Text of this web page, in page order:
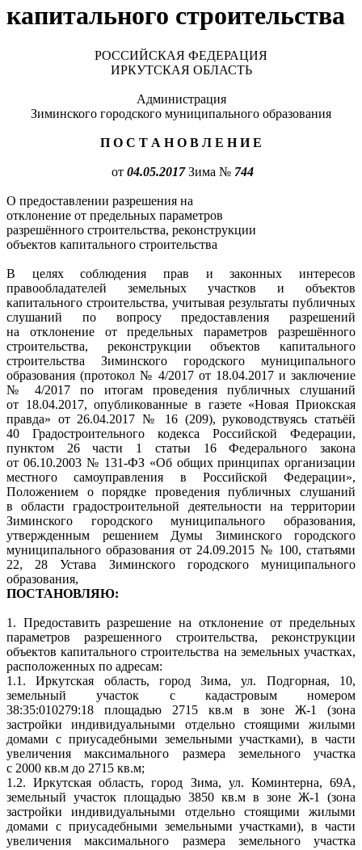
капитального строительства
РОССИЙСКАЯ ФЕДЕРАЦИЯ
ИРКУТСКАЯ ОБЛАСТЬ
Администрация
Зиминского городского муниципального образования
П О С Т А Н О В Л Е Н И Е
от 04.05.2017Зима № 744
О предоставлении разрешения на
отклонение от предельных параметров
разрешённого строительства, реконструкции
объектов капитального строительства
В целях соблюдения прав и законных интересов
правообладателей земельных участков и объектов
капитального строительства, учитывая результаты публичных
слушаний по вопросу предоставления разрешений
на отклонение от предельных параметров разрешённого
строительства, реконструкции объектов капитального
строительства Зиминского городского муниципального
образования (протокол № 4/2017 от 18.04.2017 и заключение
№ 4/2017 по итогам проведения публичных слушаний
от 18.04.2017, опубликованные в газете «Новая Приокская
правда» от 26.04.2017 № 16 (209), руководствуясь статьёй
40 Градостроительного кодекса Российской Федерации,
пунктом 26 части 1 статьи 16 Федерального закона
от 06.10.2003 № 131-ФЗ «Об общих принципах организации
местного самоуправления в Российской Федерации»,
Положением о порядке проведения публичных слушаний
в области градостроительной деятельности на территории
Зиминского городского муниципального образования,
утвержденным решением Думы Зиминского городского
муниципального образования от 24.09.2015 № 100, статьями
22, 28 Устава Зиминского городского муниципального
образования,
ПОСТАНОВЛЯЮ:
1. Предоставить разрешение на отклонение от предельных
параметров разрешенного строительства, реконструкции
объектов капитального строительства на земельных участках,
расположенных по адресам:
1.1. Иркутская область, город Зима, ул. Подгорная, 10,
земельный участок с кадастровым номером
38:35:010279:18 площадью 2715 кв.м в зоне Ж-1 (зона
застройки индивидуальными отдельно стоящими жилыми
домами с приусадебными земельными участками), в части
увеличения максимального размера земельного участка
с 2000 кв.м до 2715 кв.м;
1.2. Иркутская область, город Зима, ул. Коминтерна, 69А,
земельный участок площадью 3850 кв.м в зоне Ж-1 (зона
застройки индивидуальными отдельно стоящими жилыми
домами с приусадебными земельными участками), в части
увеличения максимального размера земельного участка